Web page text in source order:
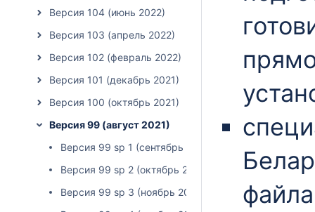
Версия 104 (июнь 2022)
Версия 103 (апрель 2022)
Версия 102 (февраль 2022)
Версия 101 (декабрь 2021)
Версия 100 (октябрь 2021)
Версия 99 (август 2021)
Версия 99 sp 1 (сентябрь 2021)
Версия 99 sp 2 (октябрь 2021)
Версия 99 sp 3 (ноябрь 2021)